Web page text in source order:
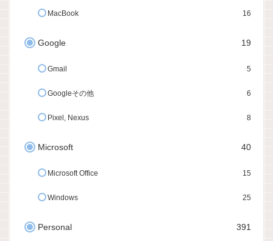
MacBook 16
Google 19
Gmail 5
Googleその他 6
Pixel, Nexus 8
Microsoft 40
Microsoft Office 15
Windows 25
Personal 391